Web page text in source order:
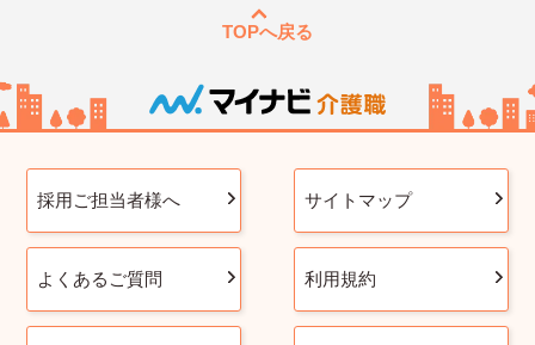
TOPへ戻る
採用ご担当者様へ サイトマップ
よくあるご質問 利用規約